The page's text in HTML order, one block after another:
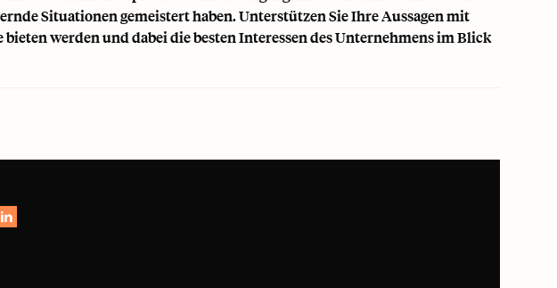
Situationen gemeistert haben. Unterstützen Sie Ihre Aussagen mit
werden und dabei die besten Interessen des Unternehmens im Blick